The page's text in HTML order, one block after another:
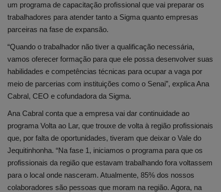
um programa de capacitação profissional que vai preparar os
trabalhadores para atender tanto a Sigma quanto empresas
parceiras na fase de expansão.
“Quando o trabalhador não tiver a qualificação necessária,
vamos oferecer formação para que ele possa desenvolver suas
habilidades e competências técnicas para ocupar a vaga por
meio de parcerias com instituições como o Senai”, explica Ana
Cabral, CEO e cofundadora da Sigma.
Ana Cabral conta que a empresa vai dar continuidade ao
programa Volta ao Lar, que trouxe de volta à região profissionais
que, por falta de oportunidades, tiveram que deixar o Vale do
Jequitinhonha. “Na fase 1, iniciamos o programa para que os
profissionais da região que estavam trabalhando fora voltassem
para o local onde nasceram. Atualmente, 85% dos nossos
colaboradores são pessoas que moram na região. Agora, na